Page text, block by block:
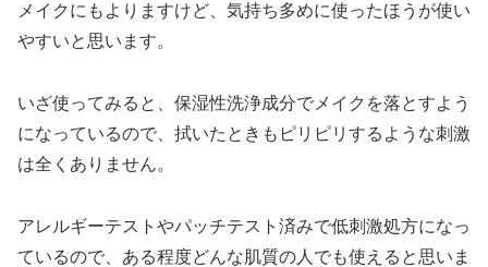
メイクにもよりますけど、気持ち多めに使ったほうが使い
やすいと思います。
いざ使ってみると、保湿性洗浄成分でメイクを落とすよう
になっているので、拭いたときもピリピリするような刺激
は全くありません。
アレルギーテストやパッチテスト済みで低刺激処方になっ
ているので、ある程度どんな肌質の人でも使えると思いま